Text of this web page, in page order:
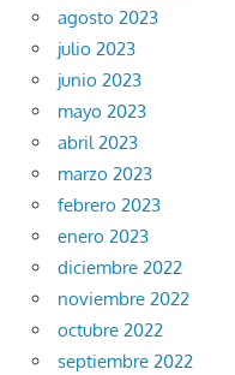
agosto 2023
julio 2023
junio 2023
mayo 2023
abril 2023
marzo 2023
febrero 2023
enero 2023
diciembre 2022
noviembre 2022
octubre 2022
septiembre 2022